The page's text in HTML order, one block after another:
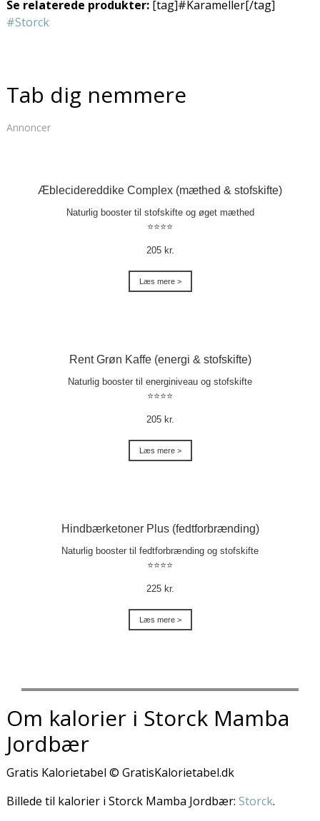
Se relaterede produkter:[tag]#Karameller[/tag]
#Storck
Tab dig nemmere
Annoncer
Æblecidereddike Complex (mæthed & stofskifte)
Naturlig booster til stofskifte og øget mæthed
⭐⭐⭐⭐
205 kr.
Læs mere >
Rent Grøn Kaffe (energi & stofskifte)
Naturlig booster til energiniveau og stofskifte
⭐⭐⭐⭐
205 kr.
Læs mere >
Hindbærketoner Plus (fedtforbrænding)
Naturlig booster til fedtforbrænding og stofskifte
⭐⭐⭐⭐
225 kr.
Læs mere >
Om kalorier i Storck Mamba
Jordbær
Gratis Kalorietabel © GratisKalorietabel.dk
Billede til kalorier i Storck Mamba Jordbær: Storck.